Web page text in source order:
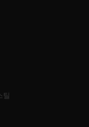
틸